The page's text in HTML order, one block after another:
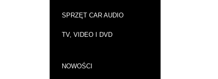
SPRZĘT CAR AUDIO
TV, VIDEO I DVD
NOWOŚCI